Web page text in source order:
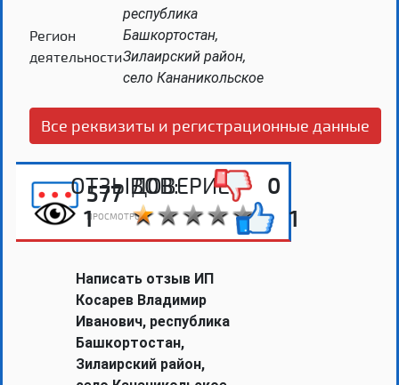
Регион
деятельности
республика
Башкортостан,
Зилаирский район,
село Кананикольское
Все реквизиты и регистрационные данные
577
ПРОСМОТРОВ
ОТЗЫВОВ:
1
ДОВЕРИЕ:
0
1
Написать отзыв ИП
Косарев Владимир
Иванович, республика
Башкортостан,
Зилаирский район,